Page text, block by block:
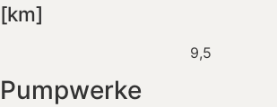
[km]
9,5
Pumpwerke